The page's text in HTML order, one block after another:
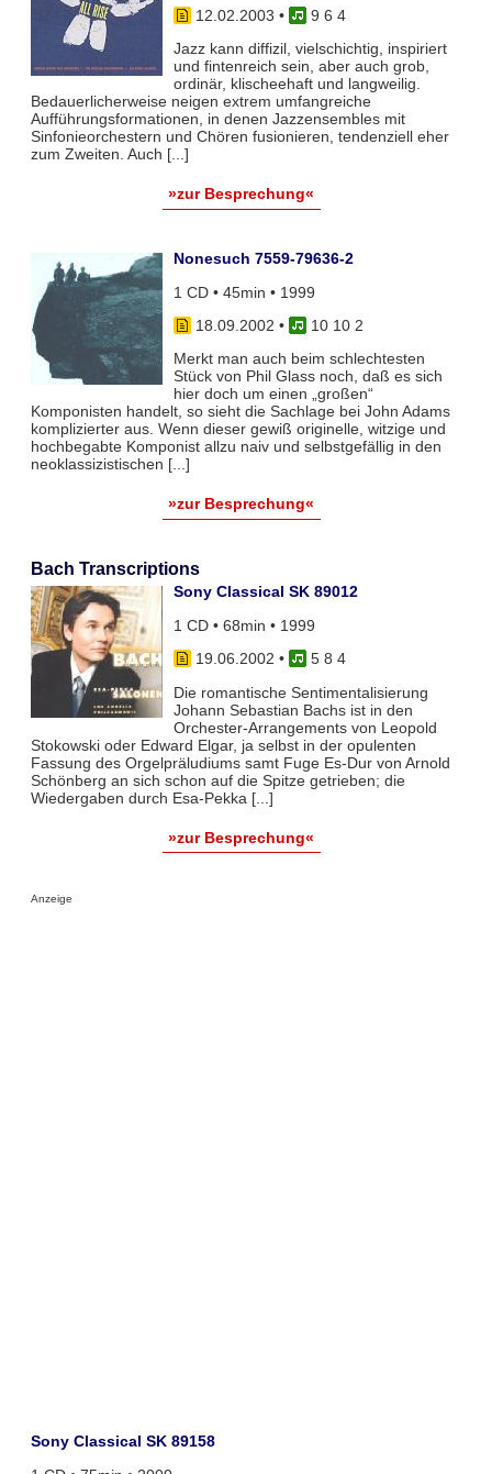
12.02.2003 •
9 6 4
Jazz kann diffizil, vielschichtig, inspiriert
und fintenreich sein, aber auch grob,
ordinär, klischeehaft und langweilig.
Bedauerlicherweise neigen extrem umfangreiche
Aufführungsformationen, in denen Jazzensembles mit
Sinfonieorchestern und Chören fusionieren, tendenziell eher
zum Zweiten. Auch [...]
»zur Besprechung«
Nonesuch 7559-79636-2
1 CD • 45min • 1999
18.09.2002 •
10 10 2
Merkt man auch beim schlechtesten
Stück von Phil Glass noch, daß es sich
hier doch um einen „großen“
Komponisten handelt, so sieht die Sachlage bei John Adams
komplizierter aus. Wenn dieser gewiß originelle, witzige und
hochbegabte Komponist allzu naiv und selbstgefällig in den
neoklassizistischen [...]
»zur Besprechung«
Bach Transcriptions
Sony Classical SK 89012
1 CD • 68min • 1999
19.06.2002 •
5 8 4
Die romantische Sentimentalisierung
Johann Sebastian Bachs ist in den
Orchester-Arrangements von Leopold
Stokowski oder Edward Elgar, ja selbst in der opulenten
Fassung des Orgelpräludiums samt Fuge Es-Dur von Arnold
Schönberg an sich schon auf die Spitze getrieben; die
Wiedergaben durch Esa-Pekka [...]
»zur Besprechung«
Anzeige
Sony Classical SK 89158